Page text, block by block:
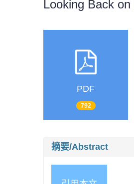
Looking Back
PDF
792
摘要/Abstract